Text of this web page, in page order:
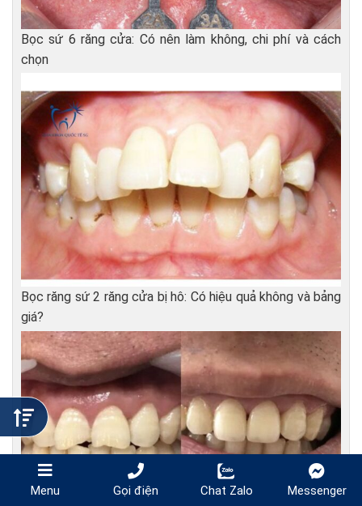
Bọc sứ 6 răng cửa: Có nên làm không, chi phí và cách
chọn
Bọc răng sứ 2 răng cửa bị hô: Có hiệu quả không và bảng
giá?
Menu Gọi điện Chat Zalo Messenger